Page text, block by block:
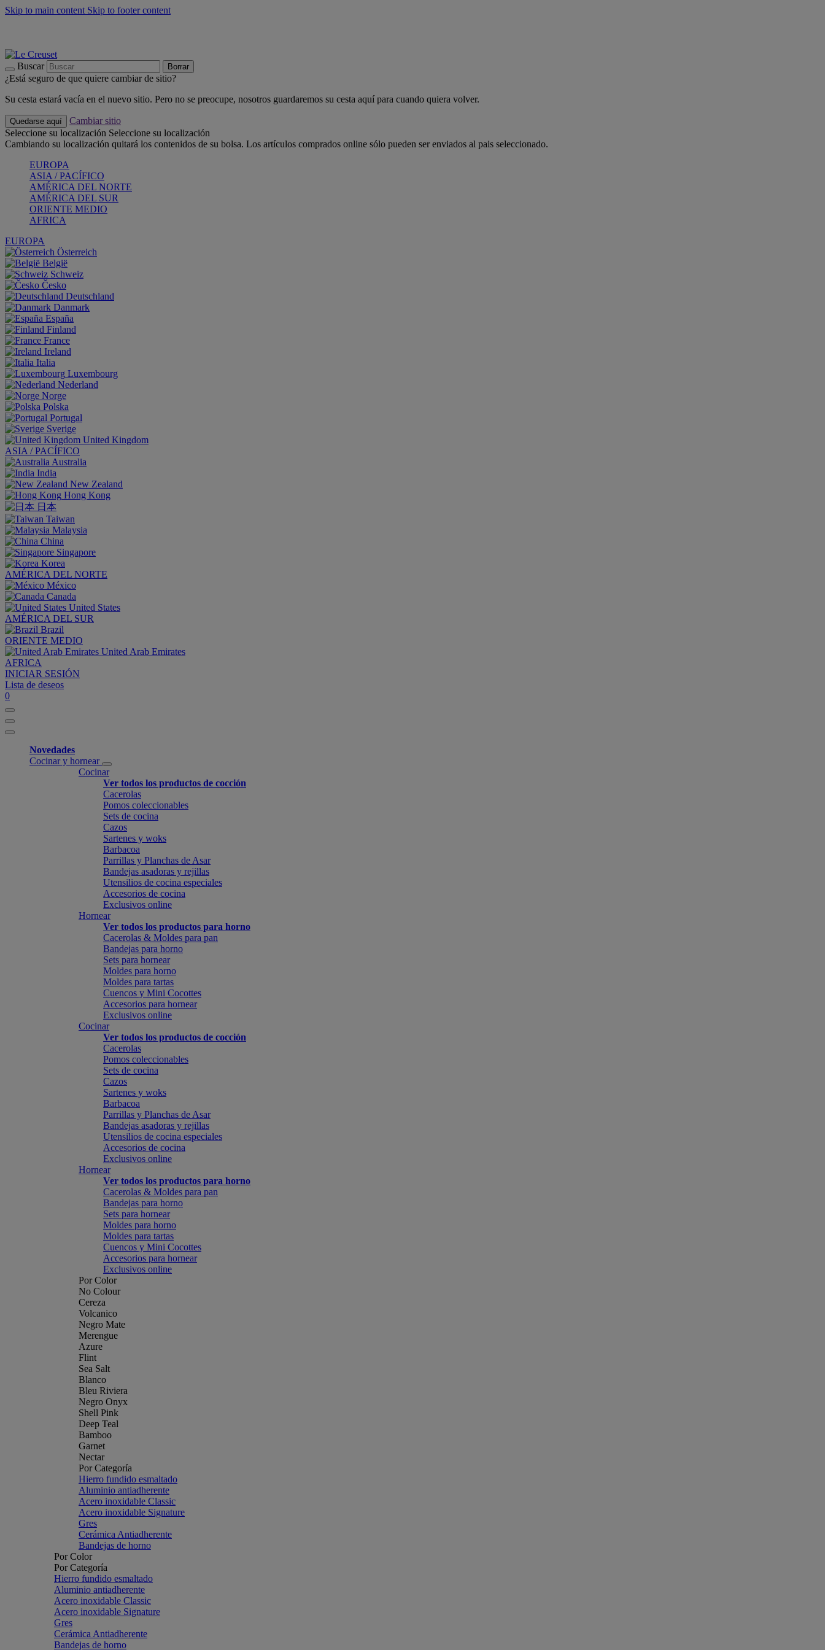
Skip to main content Skip to footer content
Buscar Borrar
¿Está seguro de que quiere cambiar de sitio?
Su cesta estará vacía en el nuevo sitio. Pero no se preocupe, nosotros guardaremos su cesta aquí para cuando quiera volver.
Quedarse aquí
Cambiar sitio
Seleccione su localización Seleccione su localización
Cambiando su localización quitará los contenidos de su bolsa. Los artículos comprados online sólo pueden ser enviados al pais seleccionado.
EUROPA
ASIA / PACÍFICO
AMÉRICA DEL NORTE
AMÉRICA DEL SUR
ORIENTE MEDIO
AFRICA
EUROPA
Österreich
België
Schweiz
Česko
Deutschland
Danmark
España
Finland
France
Ireland
Italia
Luxembourg
Nederland
Norge
Polska
Portugal
Sverige
United Kingdom
ASIA / PACÍFICO
Australia
India
New Zealand
Hong Kong
日本
Taiwan
Malaysia
China
Singapore
Korea
AMÉRICA DEL NORTE
México
Canada
United States
AMÉRICA DEL SUR
Brazil
ORIENTE MEDIO
United Arab Emirates
AFRICA
INICIAR SESIÓN
Lista de deseos
0
Novedades
Cocinar y hornear
Cocinar
Ver todos los productos de cocción
Cacerolas
Pomos coleccionables
Sets de cocina
Cazos
Sartenes y woks
Barbacoa
Parrillas y Planchas de Asar
Bandejas asadoras y rejillas
Utensilios de cocina especiales
Accesorios de cocina
Exclusivos online
Hornear
Ver todos los productos para horno
Cacerolas & Moldes para pan
Bandejas para horno
Sets para hornear
Moldes para horno
Moldes para tartas
Cuencos y Mini Cocottes
Accesorios para hornear
Exclusivos online
Cocinar
Ver todos los productos de cocción
Cacerolas
Pomos coleccionables
Sets de cocina
Cazos
Sartenes y woks
Barbacoa
Parrillas y Planchas de Asar
Bandejas asadoras y rejillas
Utensilios de cocina especiales
Accesorios de cocina
Exclusivos online
Hornear
Ver todos los productos para horno
Cacerolas & Moldes para pan
Bandejas para horno
Sets para hornear
Moldes para horno
Moldes para tartas
Cuencos y Mini Cocottes
Accesorios para hornear
Exclusivos online
Por Color
No Colour
Cereza
Volcanico
Negro Mate
Merengue
Azure
Flint
Sea Salt
Blanco
Bleu Riviera
Negro Onyx
Shell Pink
Deep Teal
Bamboo
Garnet
Nectar
Por Categoría
Hierro fundido esmaltado
Aluminio antiadherente
Acero inoxidable Classic
Acero inoxidable Signature
Gres
Cerámica Antiadherente
Bandejas de horno
Por Color
Por Categoría
Hierro fundido esmaltado
Aluminio antiadherente
Acero inoxidable Classic
Acero inoxidable Signature
Gres
Cerámica Antiadherente
Bandejas de horno